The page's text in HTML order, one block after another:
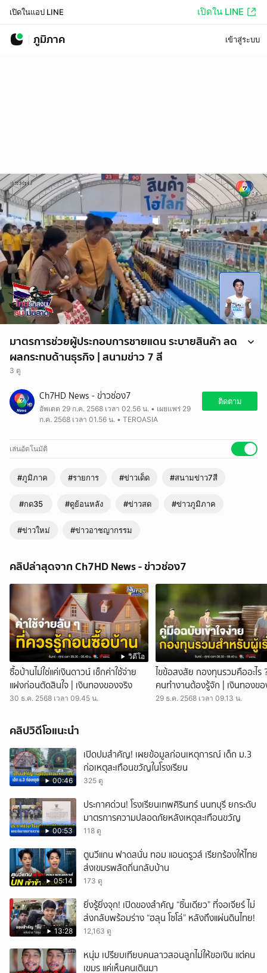
เปิดในแอป LINE เปิดใน LINE
ภูมิภาค เข้าสู่ระบบ
มาตรการช่วยผู้ประกอบการชายแดน ระบายสินค้า ลด
ผลกระทบด้านธุรกิจ | สนามข่าว 7 สี
3 ดู
เช้านี้ที่หมอชิต - กระทรวงพาณิชย์ ช่วยผู้ประกอบการในพื้นที่ชายแดนไทย-
ครองชีพประชาชน มหกรรมธงฟ้าขับเคลื่อนเศรษฐกิจภูมิภาค จังหวัดชลบุรี
กระทรวงพาณิชย์ ยกทัพสินค้าราคาประหยัดกว่า 800 รายการ มาจำหน่าย
ลดสูงสุด 60 ทั้งไข่ไก่ น้ำตาลทราย น้ำมันปาล์ม ข้าวหอมมะลิ มังคุด และ
ลำไย เพื่อช่วยลดภาระค่าครองชีพ และเชื่อมโยงสินค้าจากผู้ประกอบการ
จังหวัดสระแก้ว ที่ได้รับผลกระทบจากมาตรการควบคุมการผ่านแดนไทย-
กัมพูชา นายสุชาติ ชมกลิ่น รัฐมนตรีช่วยว่าการกระทรวงพาณิชย์ เน้นย้ำ
ดูแลราคาสินค้าให้เป็นธรรมภายใต้นโยบาย ไทยทำ ไทยใช้ ไทยช่วยไทย
เพื่อให้ทุกครอบครัวมีคุณภาพชีวิตที่ดีขึ้น สร้างเม็ดเงินหมุนเวียนในระบบ
เศรษฐกิจ สมาคมธนาคารไทยและธนาคารสมาชิก ออกมาตรการช่วยเหลือ
ผู้ได้รับผลกระทบจาก 2 เหตุการณ์สำคัญ ได้แก่ ความไม่สงบในพื้นที่
กลุ่มผู้ได้รับผลกระทบจากเหตุปะทะ จะได้รับความช่วยเหลือทางการเงินใน
3 ด้านหลัก ได้แก่ ปรับลดการผ่อนชำระขั้นต่ำในบัตรเครดิต, ได้รับการขยาย
เวลาชำระหนี้ พักชำระเงินต้นหรือดอกเบี้ย และปรับโครงสร้างหนี้ในสินเชื่อ
ส่วนบุคคล และพิจารณาช่วยเหลือเพิ่มเติมในสินเชื่อทุกประเภท เพื่อบรรเทา
ภาระในช่วงวิกฤต ส่วนกลุ่มผู้ประสบภัยน้ำท่วมภาคเหนือ ได้ออกมาตรการ
ช่วยเหลือเน้นที่การลดภาระหนี้, การเสริมสภาพคล่องในชีวิตประจำวันและ
ธุรกิจ และสนับสนุนฟื้นฟูและซ่อมแซมที่อยู่อาศัยและทรัพย์สินที่เสียหาย
โดยทุกมาตรการจะพิจารณาตามความเหมาะสม คำนึงถึงสถานการณ์และ
ความจำเป็นเป็นสิ่งสำคัญ เพื่อให้สามารถกลับมาดำรงชีพ และดำเนินธุรกิจ
ต่อไปได้อย่างปกติโดยเร็ว หากต้องการขอรับความช่วยเหลือ สามารถติดต่อ
https://cutt.ly/YTch7hdnews ติดตามข่าวสารเพิ่มเติมได้ที่
https://news.ch7.com #สนามข่าว7สี #ข่าวช่อง7 #CH7HDNEWS
ติดตาม CH7HD News และ TERO Digital ได้ที่ :
Ch7HD News - ข่าวช่อง7
อัพเดต 29 ก.ค. 2568 เวลา 02.56 น. • เผยแพร่ 29
ก.ค. 2568 เวลา 01.56 น. • TEROASIA
ติดตาม
เล่นอัตโนมัติ
#ภูมิภาค #รายการ #ข่าวเด็ด #สนามข่าว7สี
#กด35 #ดูย้อนหลัง #ข่าวสด #ข่าวภูมิภาค
#ข่าวใหม่ #ข่าวอาชญากรรม
คลิปล่าสุดจาก Ch7HD News - ข่าวช่อง7
วิดีโอ
ซื้อบ้านไม่ใช่แค่เงินดาวน์ เช็กค่าใช้จ่าย
แฝงก่อนตัดสินใจ | เงินทองของจริง
30 ธ.ค. 2568 เวลา 09.45 น.
ไขข้อสงสัย กองทุนรวมคืออะไร
คนทำงานต้องรู้จัก | เงินทองขอ
29 ธ.ค. 2568 เวลา 09.13 น.
คลิปวิดีโอแนะนำ
00:46
เปิดปมสำคัญ! เผยข้อมูลก่อนเหตุการณ์ เด็ก ม.3
ก่อเหตุสะเทือนขวัญในโรงเรียน
325 ดู
00:53
ประกาศด่วน! โรงเรียนเทพศิรินทร์ นนทบุรี ยกระดับ
มาตรการความปลอดภัยหลังเหตุสะเทือนขวัญ
118 ดู
05:14
ตูนวีแกน ฟาดสนั่น ทอม แอนดรูวส์ เรียกร้องให้ไทย
ส่งเขมรพลัดถิ่นกลับบ้าน
173 ดู
13:28
ยิ่งรู้ยิ่งจุก! เปิดของสำคัญ “ชิ้นเดียว” ที่จอเจียร์ ไม่
ส่งกลับพร้อมร่าง “ฮลุน โซโล่” หลังถึงแผ่นดินไทย!
12,163 ดู
หนุ่ม เปรียบเทียบคนลาวสอนลูกไม่ให้ขอเงิน แต่คน
เขมร แค่เห็นคนเดินมา